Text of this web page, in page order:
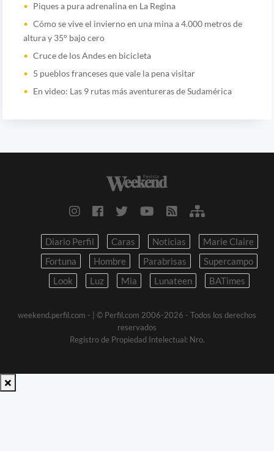
Piques a pura adrenalina en La Regina
Cómo se vive el invierno en una mina a 4.000 metros de
altura y 35° bajo cero
Cruce de los Andes en bicicleta
5 pueblos franceses que vale la pena visitar
En video: Las 9 rutas más aventureras de Sudamérica
Diario Perfil Caras Noticias
Marie Claire
Fortuna
Hombre Parabrisas
Supercampo
Look
Luz Mia Lunateen BATimes
weekend.perfil.com -
| © Perfil.com 2006-2026 - Todos los derechos
reservados
Registro de Propiedad Intelectual: Nro.